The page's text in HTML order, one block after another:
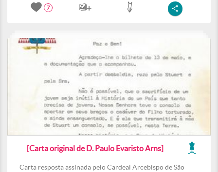
7
[Carta original de D. Paulo Evaristo Arns]
Carta resposta assinada pelo Cardeal Arcebispo de São